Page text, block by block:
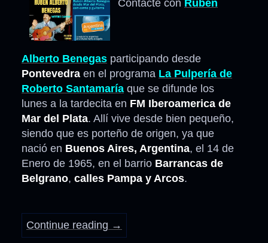
Contacté con Rubén
Alberto Benegas participando desde
Pontevedra en el programa La Pulpería de
Roberto Santamaría que se difunde los
lunes a la tardecita en FM Iberoamerica de
Mar del Plata. Allí vive desde bien pequeño,
siendo que es porteño de origen, ya que
nació en Buenos Aires, Argentina, el 14 de
Enero de 1965, en el barrio Barrancas de
Belgrano, calles Pampa y Arcos.
Continue reading →